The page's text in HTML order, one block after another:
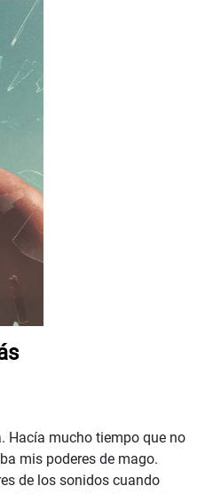
Hacía mucho tiempo que no
mis poderes de mago.
de los sonidos cuando